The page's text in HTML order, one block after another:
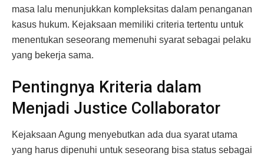
masa lalu menunjukkan kompleksitas dalam penanganan
kasus hukum. Kejaksaan memiliki criteria tertentu untuk
menentukan seseorang memenuhi syarat sebagai pelaku
yang bekerja sama.
Pentingnya Kriteria dalam
Menjadi Justice Collaborator
Kejaksaan Agung menyebutkan ada dua syarat utama
yang harus dipenuhi untuk seseorang bisa status sebagai